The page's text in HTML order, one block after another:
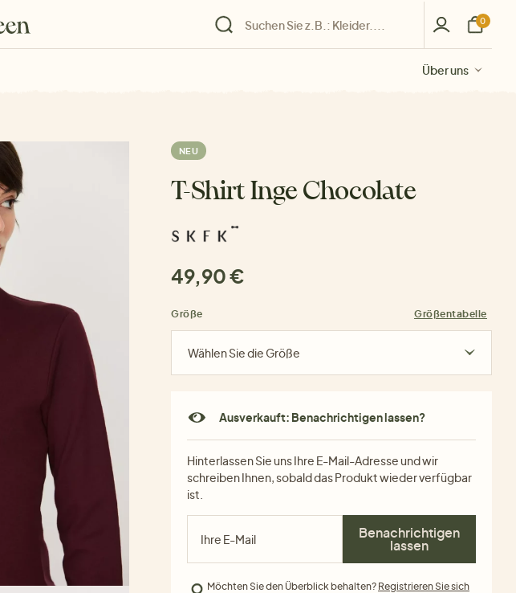
Über uns
Über uns
Über uns
Über uns
Über uns
0
NEU
T-Shirt Inge Chocolate
49,90 €
Größe Größentabelle
Wählen Sie die Größe
Ausverkauft: Benachrichtigen lassen?
Hinterlassen Sie uns Ihre E-Mail-Adresse und wir
schreiben Ihnen, sobald das Produkt wieder verfügbar
ist.
Benachrichtigen
lassen
Möchten Sie den Überblick behalten? Registrieren Sie sich